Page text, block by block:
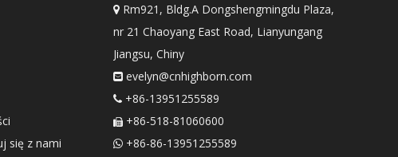
się z nami
Rm921, Bldg.A Dongshengmingdu Plaza,
nr 21 Chaoyang East Road, Lianyungang
Jiangsu, Chiny
 evelyn@cnhighborn.com
+86-13951255589
+86-518-81060600
+86-86-13951255589